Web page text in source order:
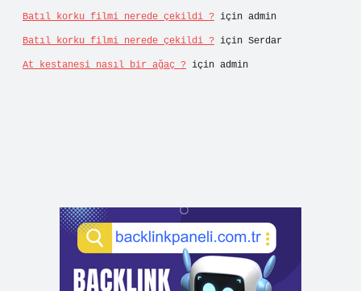
Batıl korku filmi nerede çekildi ? için admin
Batıl korku filmi nerede çekildi ? için Serdar
At kestanesi nasıl bir ağaç ? için admin